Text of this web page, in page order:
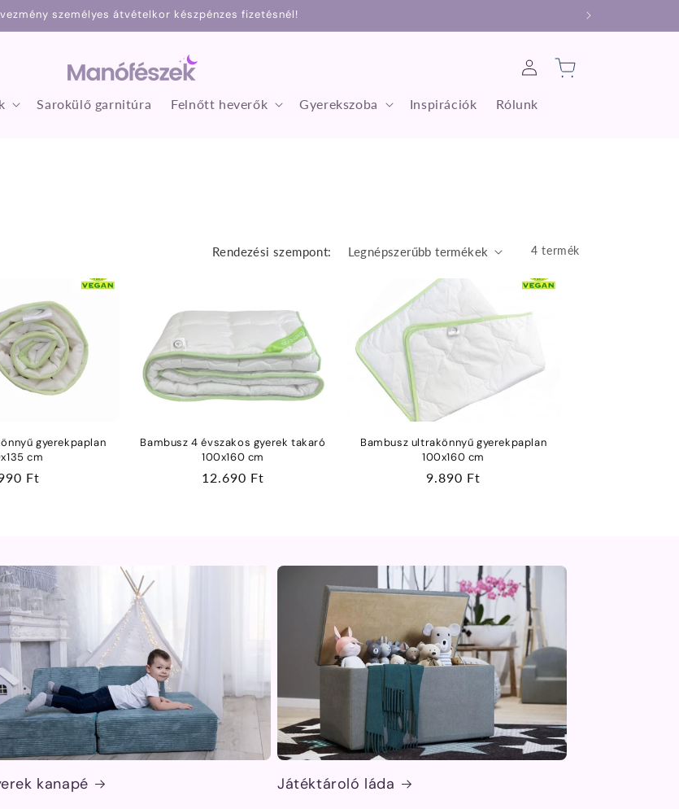
személyes átvételkor készpénzes fizetésnél!
Sarokülő garnitúra Felnőtt heverők Gyerekszoba Inspirációk Rólunk
Bejelentkezés
Kosár
Rendezési szempont: 4 termék
gyerekpaplan
cm
Ft
Bambusz 4 évszakos gyerek takaró
100x160 cm
Normál
12.690 Ft
Bambusz ultrakönnyű gyerekpaplan
100x160 cm
Normál
9.890 Ft
kanapé Játéktároló láda